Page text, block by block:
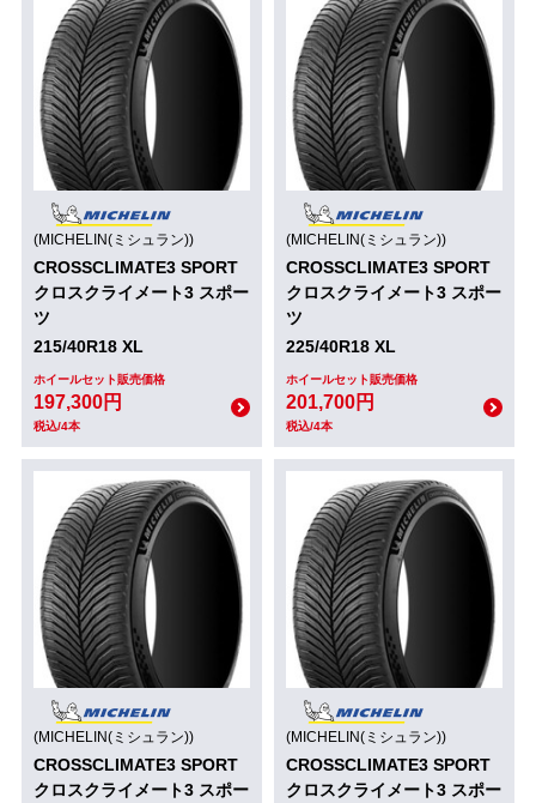
(MICHELIN(ミシュラン))
CROSSCLIMATE3 SPORT
クロスクライメート3 スポー
ツ
215/40R18 XL
ホイールセット販売価格
197,300円
税込/4本
(MICHELIN(ミシュラン))
CROSSCLIMATE3 SPORT
クロスクライメート3 スポー
ツ
225/40R18 XL
ホイールセット販売価格
201,700円
税込/4本
(MICHELIN(ミシュラン))
CROSSCLIMATE3 SPORT
クロスクライメート3 スポー
(MICHELIN(ミシュラン))
CROSSCLIMATE3 SPORT
クロスクライメート3 スポー